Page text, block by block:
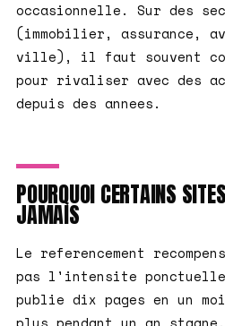
occasionnelle. Sur des
(immobilier, assurance,
ville), il faut souvent
pour rivaliser avec des
depuis des annees.
POURQUOI CERTAINS
JAMAIS
Le referencement
pas l'intensite
publie dix pages en un